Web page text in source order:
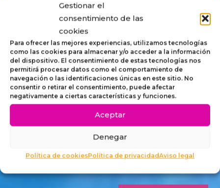
Gestionar el
consentimiento de las
cookies
Para ofrecer las mejores experiencias, utilizamos tecnologías
como las cookies para almacenar y/o acceder a la información
del dispositivo. El consentimiento de estas tecnologías nos
permitirá procesar datos como el comportamiento de
navegación o las identificaciones únicas en este sitio. No
consentir o retirar el consentimiento, puede afectar
negativamente a ciertas características y funciones.
Aceptar
Denegar
Política de cookiesPolítica de privacidadAviso legal
STRIP,
MOBILIARIO
ACCESIBLE
PARA
EXTERIORES